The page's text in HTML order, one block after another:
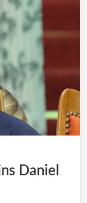
Daniel